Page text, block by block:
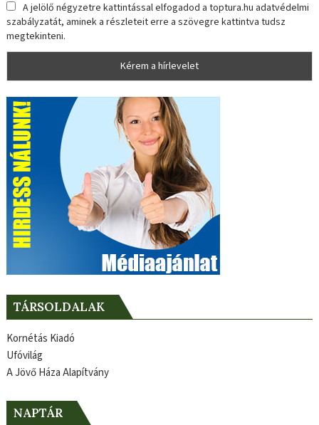
A jelölő négyzetre kattintással elfogadod a toptura.hu adatvédelmi
szabályzatát, aminek a részleteit erre a szövegre kattintva tudsz
megtekinteni.
TÁRSOLDALAK
Kornétás Kiadó
Ufóvilág
A Jövő Háza Alapítvány
NAPTÁR